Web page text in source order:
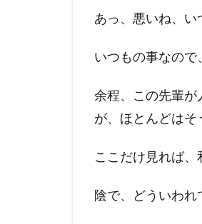
あっ、悪いね、い
いつもの事なので
余程、この先輩が
が、ほとんどはそ
ここだけ見れば、
陰で、どういわれ